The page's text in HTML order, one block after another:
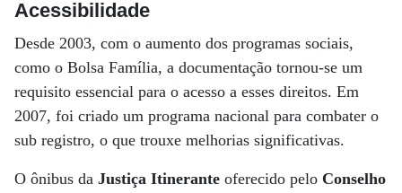
Acessibilidade
Desde 2003, com o aumento dos programas sociais,
como o Bolsa Família, a documentação tornou-se um
requisito essencial para o acesso a esses direitos. Em
2007, foi criado um programa nacional para combater o
sub registro, o que trouxe melhorias significativas.
O ônibus da Justiça Itinerante oferecido pelo Conselho